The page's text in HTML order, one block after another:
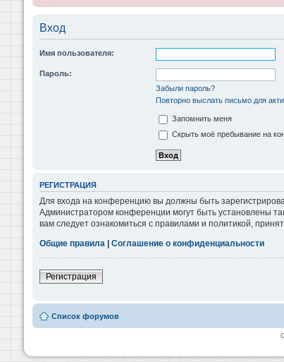
Вход
Имя пользователя:
Пароль:
Забыли пароль?
Повторно выслать письмо для
Запомнить меня
Скрыть моё пребывание на
РЕГИСТРАЦИЯ
Для входа на конференцию вы должны быть
Администратором конференции могут быть установлены
вам следует ознакомиться с правилами и политикой,
Общие правила
Соглашение о конфиденциальности
Регистрация
Список форумов